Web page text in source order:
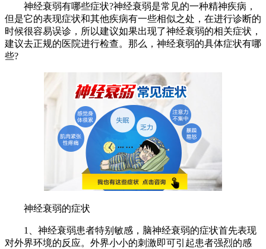
神经衰弱有哪些症状?神经衰弱是常见的一种精神疾病，
但是它的表现症状和其他疾病有一些相似之处，在进行诊断的
时候很容易误诊，所以建议如果出现了神经衰弱的相关症状，
建议去正规的医院进行检查。那么，神经衰弱的具体症状有哪
些?
神经衰弱的症状
1、神经衰弱患者特别敏感，脑神经衰弱的症状首先表现
对外界环境的反应。外界小小的刺激即可引起患者强烈的感